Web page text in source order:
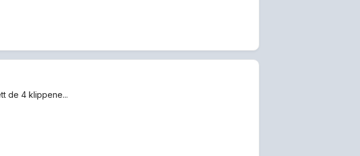
de 4 klippene...